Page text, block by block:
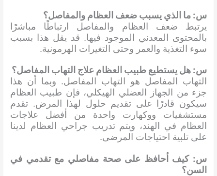
س: ما الذي يسبب ضعف العظام والمفاصل؟
يرتبط ضعف العظام والمفاصل ارتباطًا مباشرًا
بالمحتوى المعدني الموجود فيها. قد يقل هذا بسبب
سوء التغذية والعمر وحتى التغيرات الهرمونية.
س: هل يستطيع طبيب العظام علاج التهاب المفاصل؟
التهاب المفاصل هو التهاب المفاصل. وبما أن هذا
جزء من الجهاز العضلي الهيكلي، فإن طبيب العظام
سيكون قادرًا على تقديم حلول لهذا المرض. تقدم
مستشفيات ووكهارت واحدة من أفضل علاجات
العظام في الهند، ويتم تدريب جراحي العظام لدينا
على تلبية احتياجات المرضى.
س: كيف أحافظ على صحة مفاصلي مع تقدمي في
السن؟